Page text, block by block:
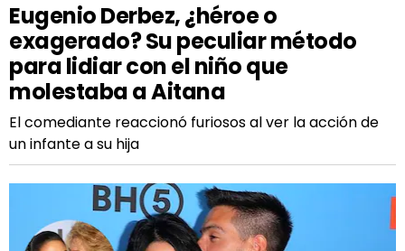
Eugenio Derbez, ¿héroe o
exagerado? Su peculiar método
para lidiar con el niño que
molestaba a Aitana
El comediante reaccionó furiosos al ver la acción de
un infante a su hija